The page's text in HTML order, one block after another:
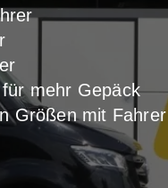
mehr Gepäck
Größen mit Fahrer